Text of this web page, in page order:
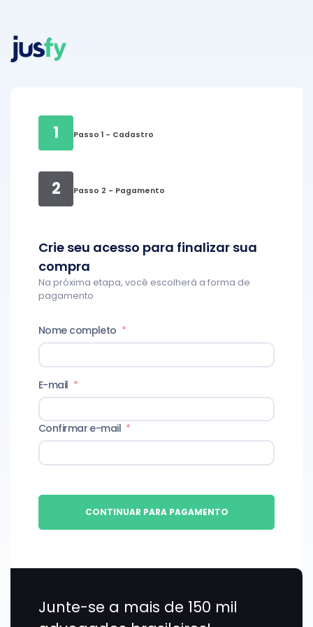
1 Passo 1 - Cadastro
2 Passo 2 - Pagamento
Crie seu acesso para finalizar sua
compra
Na próxima etapa, você escolherá a forma de
pagamento
Nome completo *
E-mail *
Confirmar e-mail *
CONTINUAR PARA PAGAMENTO
Junte-se a mais de 150 mil